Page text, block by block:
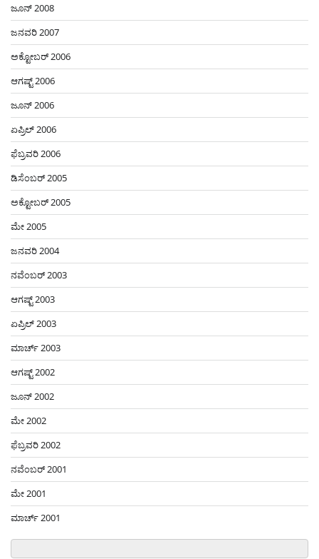
ಜೂನ್ 2008
ಜನವರಿ 2007
ಅಕ್ಟೋಬರ್ 2006
ಆಗಷ್ಟ್ 2006
ಜೂನ್ 2006
ಏಪ್ರಿಲ್ 2006
ಫೆಬ್ರವರಿ 2006
ಡಿಸೆಂಬರ್ 2005
ಅಕ್ಟೋಬರ್ 2005
ಮೇ 2005
ಜನವರಿ 2004
ನವೆಂಬರ್ 2003
ಆಗಷ್ಟ್ 2003
ಏಪ್ರಿಲ್ 2003
ಮಾರ್ಚ್ 2003
ಆಗಷ್ಟ್ 2002
ಜೂನ್ 2002
ಮೇ 2002
ಫೆಬ್ರವರಿ 2002
ನವೆಂಬರ್ 2001
ಮೇ 2001
ಮಾರ್ಚ್ 2001